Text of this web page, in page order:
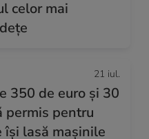
celor mai
21 iul.
350 de euro și 30
permis pentru
își lasă mașinile